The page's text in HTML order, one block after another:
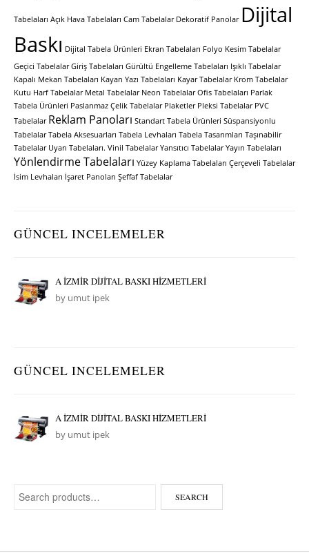
Tabelaları Açık Hava Tabelaları Cam Tabelalar Dekoratif Panolar Dijital
Baskı Dijital Tabela Ürünleri Ekran Tabelaları Folyo Kesim Tabelalar
Geçici Tabelalar Giriş Tabelaları Gürültü Engelleme Tabelaları Işıklı Tabelalar
Kapalı Mekan Tabelaları Kayan Yazı Tabelaları Kayar Tabelalar Krom Tabelalar
Kutu Harf Tabelalar Metal Tabelalar Neon Tabelalar Ofis Tabelaları Parlak
Tabela Ürünleri Paslanmaz Çelik Tabelalar Plaketler Pleksi Tabelalar PVC
Tabelalar Reklam Panoları Standart Tabela Ürünleri Süspansiyonlu
Tabelalar Tabela Aksesuarları Tabela Levhaları Tabela Tasarımları Taşınabilir
Tabelalar Uyarı Tabelaları. Vinil Tabelalar Yansıtıcı Tabelalar Yayın Tabelaları
Yönlendirme Tabelaları Yüzey Kaplama Tabelaları Çerçeveli Tabelalar
İsim Levhaları İşaret Panoları Şeffaf Tabelalar
GÜNCEL INCELEMELER
A İZMİR DİJİTAL BASKI HİZMETLERİ
by umut ipek
GÜNCEL INCELEMELER
A İZMİR DİJİTAL BASKI HİZMETLERİ
by umut ipek
Search for: SEARCH